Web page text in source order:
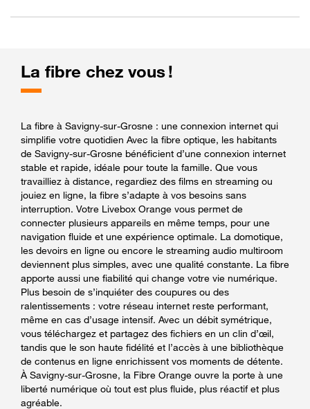
La fibre chez vous !
La fibre à Savigny-sur-Grosne : une connexion internet qui
simplifie votre quotidien Avec la fibre optique, les habitants
de Savigny-sur-Grosne bénéficient d’une connexion internet
stable et rapide, idéale pour toute la famille. Que vous
travailliez à distance, regardiez des films en streaming ou
jouiez en ligne, la fibre s’adapte à vos besoins sans
interruption. Votre Livebox Orange vous permet de
connecter plusieurs appareils en même temps, pour une
navigation fluide et une expérience optimale. La domotique,
les devoirs en ligne ou encore le streaming audio multiroom
deviennent plus simples, avec une qualité constante. La fibre
apporte aussi une fiabilité qui change votre vie numérique.
Plus besoin de s’inquiéter des coupures ou des
ralentissements : votre réseau internet reste performant,
même en cas d’usage intensif. Avec un débit symétrique,
vous téléchargez et partagez des fichiers en un clin d’œil,
tandis que le son haute fidélité et l’accès à une bibliothèque
de contenus en ligne enrichissent vos moments de détente.
À Savigny-sur-Grosne, la Fibre Orange ouvre la porte à une
liberté numérique où tout est plus fluide, plus réactif et plus
agréable.